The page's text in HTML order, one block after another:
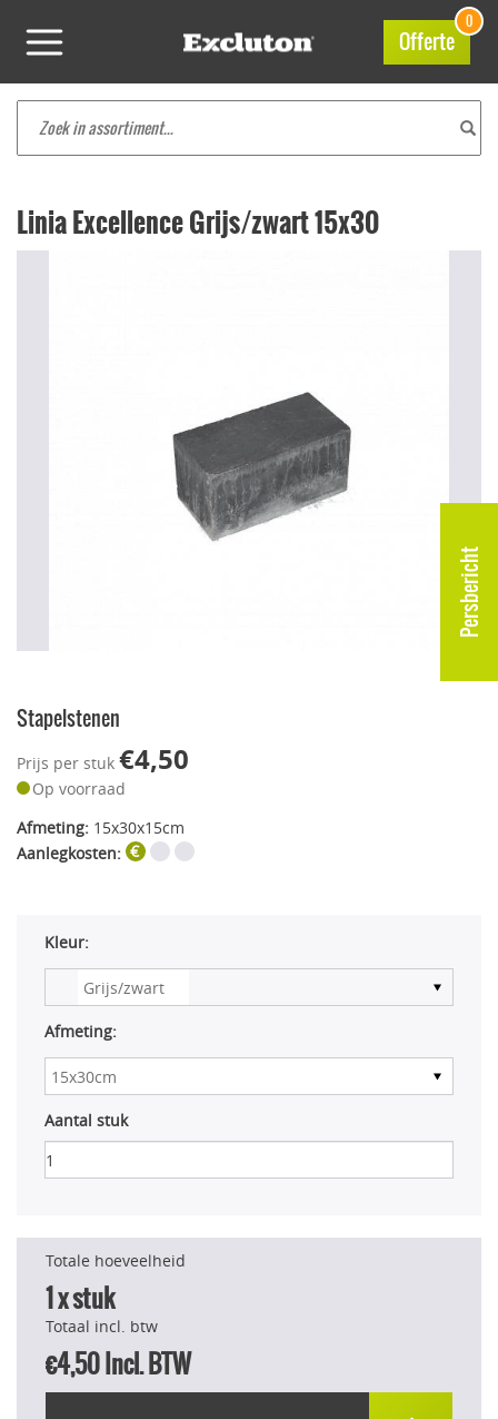
Persbericht
Offerte
0
Linia Excellence Grijs/zwart 15x30
Stapelstenen
Prijs per stuk €4,50
Op voorraad
Afmeting: 15x30x15cm
Aanlegkosten:
Kleur:
Afmeting:
Aantal stuk
Totale hoeveelheid
1x stuk
Totaal incl. btw
€4,50Incl. BTW